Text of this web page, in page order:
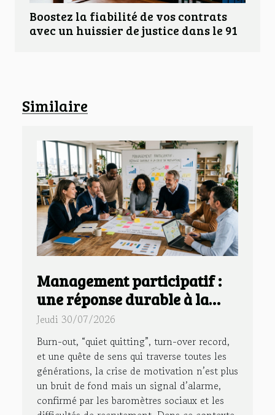
Boostez la fiabilité de vos contrats
avec un huissier de justice dans le 91
Similaire
Management participatif :
une réponse durable à la
crise de motivation en
entreprise
Jeudi 30/07/2026
Burn-out, “quiet quitting”, turn-over record,
et une quête de sens qui traverse toutes les
générations, la crise de motivation n’est plus
un bruit de fond mais un signal d’alarme,
confirmé par les baromètres sociaux et les